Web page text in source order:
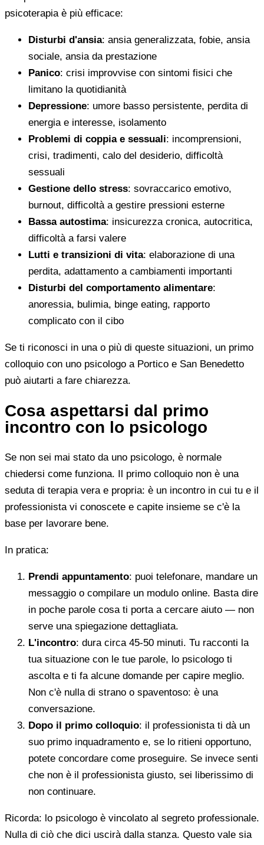
psicoterapia è più efficace:
Disturbi d'ansia: ansia generalizzata, fobie, ansia
sociale, ansia da prestazione
Panico: crisi improvvise con sintomi fisici che
limitano la quotidianità
Depressione: umore basso persistente, perdita di
energia e interesse, isolamento
Problemi di coppia e sessuali: incomprensioni,
crisi, tradimenti, calo del desiderio, difficoltà
sessuali
Gestione dello stress: sovraccarico emotivo,
burnout, difficoltà a gestire pressioni esterne
Bassa autostima: insicurezza cronica, autocritica,
difficoltà a farsi valere
Lutti e transizioni di vita: elaborazione di una
perdita, adattamento a cambiamenti importanti
Disturbi del comportamento alimentare:
anoressia, bulimia, binge eating, rapporto
complicato con il cibo
Se ti riconosci in una o più di queste situazioni, un primo
colloquio con uno psicologo a Portico e San Benedetto
può aiutarti a fare chiarezza.
Cosa aspettarsi dal primo
incontro con lo psicologo
Se non sei mai stato da uno psicologo, è normale
chiedersi come funziona. Il primo colloquio non è una
seduta di terapia vera e propria: è un incontro in cui tu e il
professionista vi conoscete e capite insieme se c'è la
base per lavorare bene.
In pratica:
Prendi appuntamento: puoi telefonare, mandare un
messaggio o compilare un modulo online. Basta dire
in poche parole cosa ti porta a cercare aiuto — non
serve una spiegazione dettagliata.
L'incontro: dura circa 45-50 minuti. Tu racconti la
tua situazione con le tue parole, lo psicologo ti
ascolta e ti fa alcune domande per capire meglio.
Non c'è nulla di strano o spaventoso: è una
conversazione.
Dopo il primo colloquio: il professionista ti dà un
suo primo inquadramento e, se lo ritieni opportuno,
potete concordare come proseguire. Se invece senti
che non è il professionista giusto, sei liberissimo di
non continuare.
Ricorda: lo psicologo è vincolato al segreto professionale.
Nulla di ciò che dici uscirà dalla stanza. Questo vale sia